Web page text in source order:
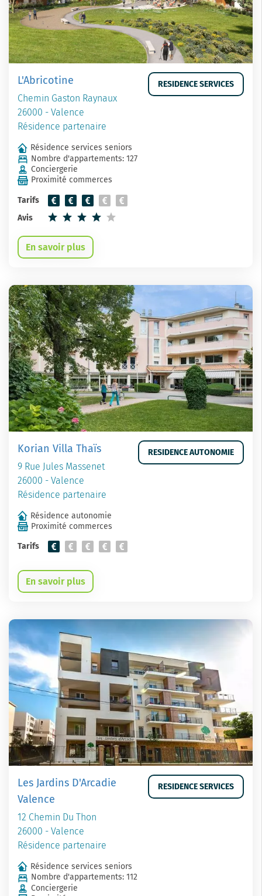
L'Abricotine
Chemin Gaston Raynaux
26000 - Valence
Résidence partenaire
RESIDENCE SERVICES
Résidence services seniors
Nombre d'appartements: 127
Conciergerie
Proximité commerces
Tarifs
Avis
En savoir plus
Korian Villa Thaïs
9 Rue Jules Massenet
26000 - Valence
Résidence partenaire
RESIDENCE AUTONOMIE
Résidence autonomie
Proximité commerces
Tarifs
En savoir plus
Les Jardins D'Arcadie
Valence
12 Chemin Du Thon
26000 - Valence
Résidence partenaire
RESIDENCE SERVICES
Résidence services seniors
Nombre d'appartements: 112
Conciergerie